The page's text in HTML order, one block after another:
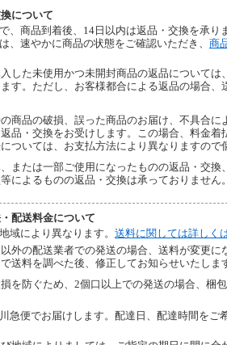
について
、商品到着後、14日以内は返品・交換を承り
、速やかに商品の状態をご確認いただき、 商
した未使用かつ未開封商品の返品について
す。ただし、お客様都合による返品の場合
商品の破損、誤った商品のお届け、不具合
品・交換をお受けします。この場合、料金
ついては、お支払方法により異なりますので
または一部ご使用になったものの返品・交
によるものの返品・交換は承っておりません
配送料金について
域により異なります。 送料に関しては詳しく
外の配送業者での発送の場合、送料が変更
送料を調べた後、修正してお知らせいたしま
を防ぐため、2個口以上での発送の場合、梱
急便でお届けします。配達日、配達時間をご